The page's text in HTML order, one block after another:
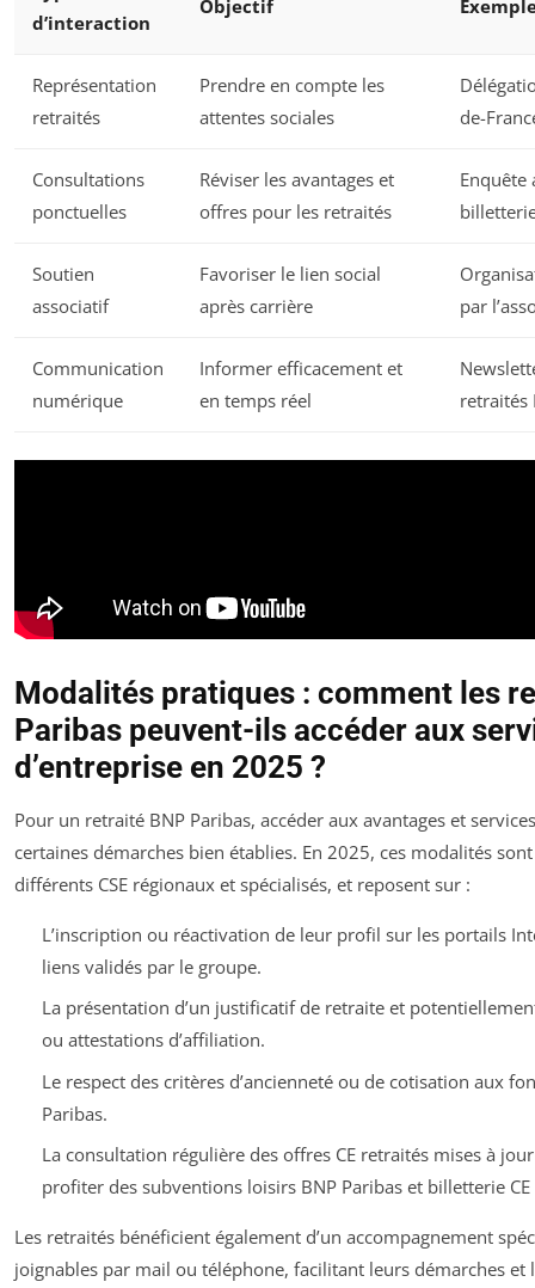
d’interaction
Objectif
Représentation
retraités
Prendre en compte les
attentes sociales
de-
Consultations
ponctuelles
Réviser les avantages et
offres pour les retraités
Enquête
Soutien
associatif
Favoriser le lien social
après carrière
par
Communication
numérique
Informer efficacement et
en temps réel
retraités
Modalités pratiques : comment les
Paribas peuvent-ils accéder aux
d’entreprise en 2025 ?
Pour un retraité BNP Paribas, accéder aux avantages et
certaines démarches bien établies. En 2025, ces modalités
différents CSE régionaux et spécialisés, et reposent sur :
L’inscription ou réactivation de leur profil sur les portails
liens validés par le groupe.
La présentation d’un justificatif de retraite et
ou attestations d’affiliation.
Le respect des critères d’ancienneté ou de cotisation aux
Paribas.
La consultation régulière des offres CE retraités mises à
profiter des subventions loisirs BNP Paribas et billetterie CE
Les retraités bénéficient également d’un accompagnement
joignables par mail ou téléphone, facilitant leurs démarches